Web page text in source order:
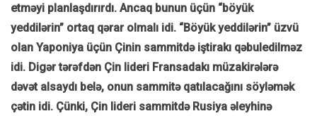
etməyi planlaşdırırdı. Ancaq bunun üçün “böyük
yeddilərin” ortaq qərar olmalı idi. “Böyük yeddilərin” üzvü
olan Yaponiya üçün Çinin sammitdə iştirakı qəbuledilməz
idi. Digər tərəfdən Çin lideri Fransadakı müzakirələrə
dəvət alsaydı belə, onun sammitə qatılacağını söyləmək
çətin idi. Çünki, Çin lideri sammitdə Rusiya əleyhinə